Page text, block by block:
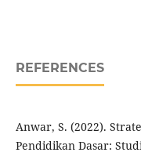
REFERENCES
Anwar, S. (2022).
Pendidikan Dasar: